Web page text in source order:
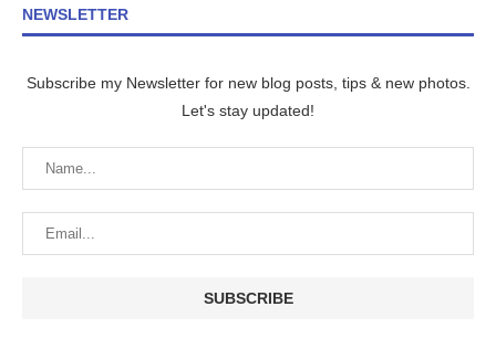
NEWSLETTER
Subscribe my Newsletter for new blog posts, tips & new photos.
Let's stay updated!